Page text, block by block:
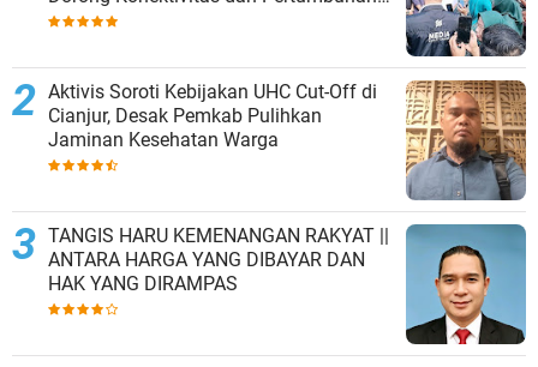
Ekonomi Cianjur Selatan
Aktivis Soroti Kebijakan UHC Cut-Off di
Cianjur, Desak Pemkab Pulihkan
Jaminan Kesehatan Warga
TANGIS HARU KEMENANGAN RAKYAT ||
ANTARA HARGA YANG DIBAYAR DAN
HAK YANG DIRAMPAS